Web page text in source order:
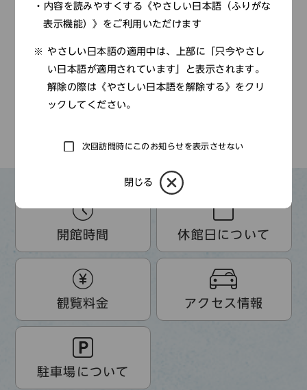
2023年
2022年
2021年
2020年
新着情報 教員セミナー
開館時間 休館日について
観覧料金 アクセス情報
駐車場について
内容を読みやすくする《やさしい日本語（ふりがな
表示機能）》をご利用いただけます
やさしい日本語の適用中は、上部に「只今やさし
い日本語が適用されています」と表示されます。
解除の際は《やさしい日本語を解除する》をクリ
ックしてください。
次回訪問時にこのお知らせを表示させない
閉じる